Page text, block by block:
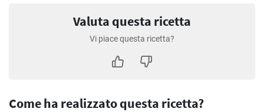
Valuta questa ricetta
Vi piace questa ricetta?
Come ha realizzato questa ricetta?